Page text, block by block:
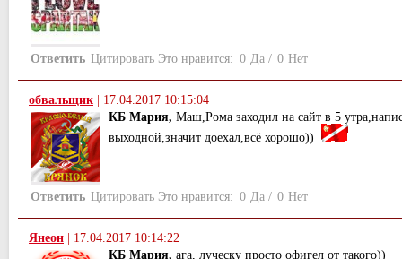
Ответить Цитировать Это нравится: 0 Да / 0 Нет
обвальщик
17.04.2017 10:15:04
КБ Мария, Маш,Рома заходил на сайт в 5
выходной,значит доехал,всё хорошо))
Ответить Цитировать Это нравится: 0 Да / 0 Нет
Янеон | 17.04.2017 10:14:22
КБ Мария, ага, луческу просто офигел от такого))